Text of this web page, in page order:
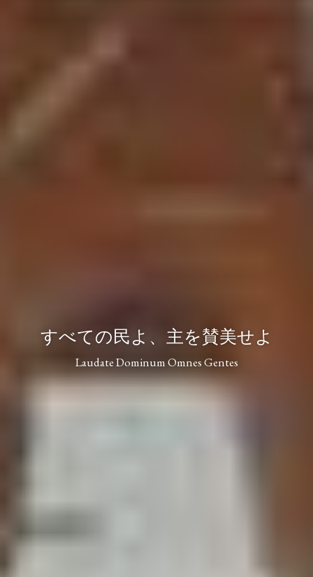
すべての民よ、主を賛美せよ
Laudate Dominum Omnes Gentes